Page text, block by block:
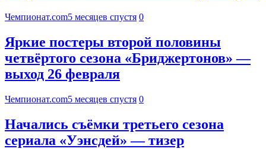
Чемпионат.com5 месяцев спустя 0
Яркие постеры второй половины
четвёртого сезона «Бриджертонов» —
выход 26 февраля
Чемпионат.com5 месяцев спустя 0
Начались съёмки третьего сезона
сериала «Уэнсдей» — тизер